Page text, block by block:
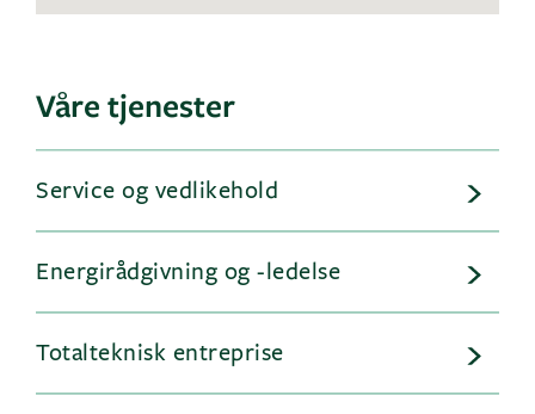
Våre tjenester
Service og vedlikehold
Energirådgivning og -ledelse
Totalteknisk entreprise